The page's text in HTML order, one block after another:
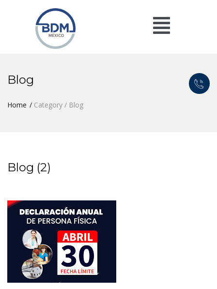
Blog
Home Category / Blog
Blog (2)